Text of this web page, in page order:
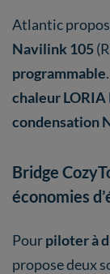
Atlantic
Navilink 105
programmable
chaleur LORIA
condensation
Bridge
économies
Pourpiloter à
propose deux